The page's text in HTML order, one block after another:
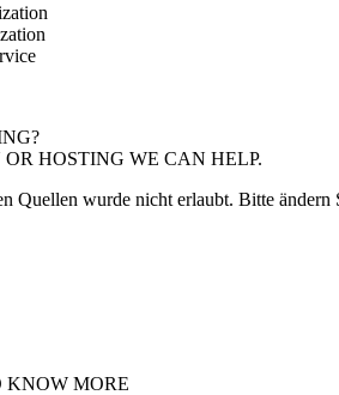
HOSTING WE CAN HELP.
Quellen wurde nicht erlaubt. Bitte ändern
KNOW MORE